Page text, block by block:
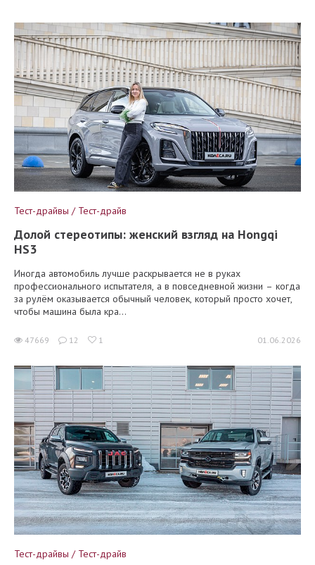
Тест-драйвы / Тест-драйв
Долой стереотипы: женский взгляд на Hongqi
HS3
Иногда автомобиль лучше раскрывается не в руках
профессионального испытателя, а в повседневной жизни – когда
за рулём оказывается обычный человек, который просто хочет,
чтобы машина была кра...
47669 12 1 01.06.2026
Тест-драйвы / Тест-драйв